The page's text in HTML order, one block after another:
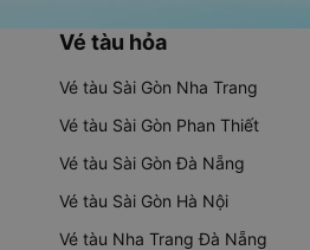
Vé tàu hỏa
Vé tàu Sài Gòn Nha Trang
Vé tàu Sài Gòn Phan Thiết
Vé tàu Sài Gòn Đà Nẵng
Vé tàu Sài Gòn Hà Nội
Vé tàu Nha Trang Đà Nẵng